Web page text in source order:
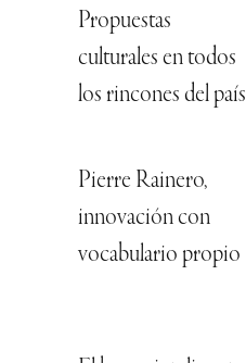
Propuestas
culturales en todos
los rincones del país
Pierre Rainero,
innovación con
vocabulario propio